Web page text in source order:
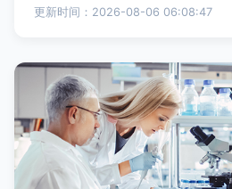
更新时间：2026-08-06 06:08:47